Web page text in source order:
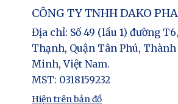
CÔNG TY TNHH DAKO
Địa chỉ: Số 49 (lầu 1) đường
Thạnh, Quận Tân Phú,
Minh, Việt Nam.
MST: 0318159232
Hiện trên bản đồ